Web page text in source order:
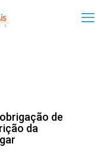
de
da